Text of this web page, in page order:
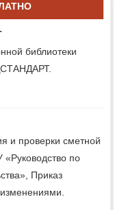
библиотеки
и проверки сметной
«Руководство по
Приказ